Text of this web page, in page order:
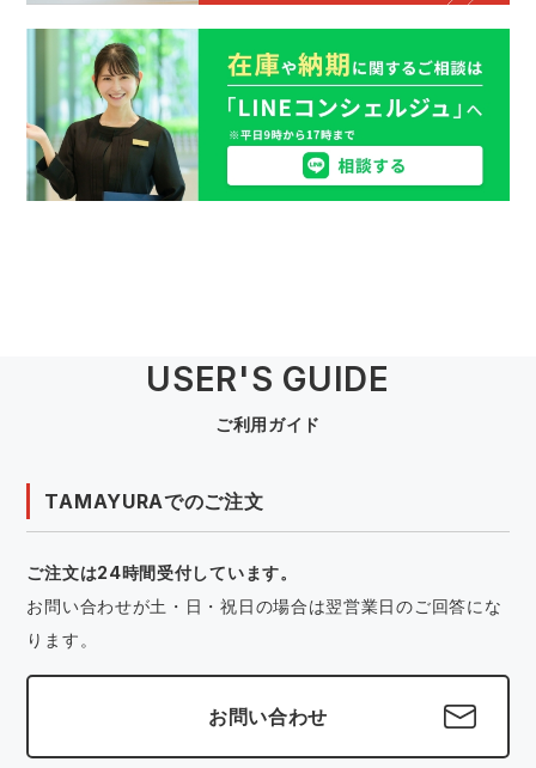
USER'S GUIDE
ご利用ガイド
TAMAYURAでのご注文
ご注文は24時間受付しています。
お問い合わせが土・日・祝日の場合は翌営業日のご回答にな
ります。
お問い合わせ